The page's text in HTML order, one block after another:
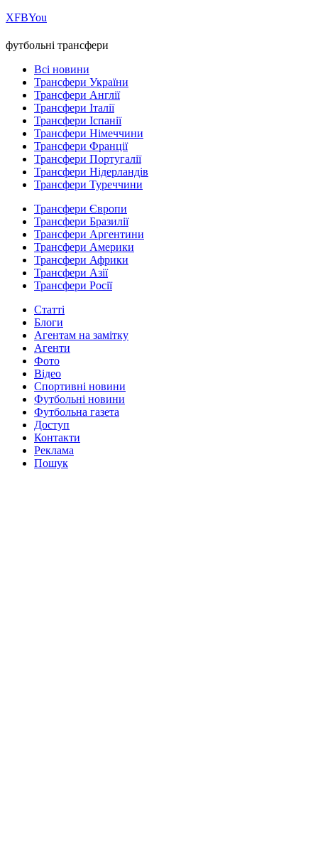
ХFBYou
футбольні трансфери
Всі новини
Трансфери України
Трансфери Англії
Трансфери Італії
Трансфери Іспанії
Трансфери Німеччини
Трансфери Франції
Трансфери Португалії
Трансфери Нідерландів
Трансфери Туреччини
Трансфери Європи
Трансфери Бразилії
Трансфери Аргентини
Трансфери Америки
Трансфери Африки
Трансфери Азії
Трансфери Росії
Статті
Блоги
Агентам на замітку
Агенти
Фото
Відео
Спортивні новини
Футбольні новини
Футбольна газета
Доступ
Контакти
Реклама
Пошук